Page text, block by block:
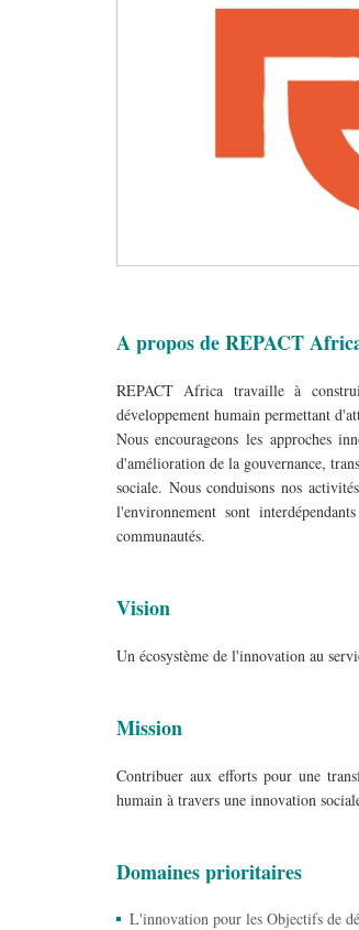
A propos de REPACT
REPACT Africa travaille à
développement humain permettant
Nous encourageons les approches
d'amélioration de la gouvernance,
sociale. Nous conduisons nos
l'environnement sont
communautés.
Vision
Un écosystème de l'innovation au
Mission
Contribuer aux efforts pour une
humain à travers une innovation
Domaines prioritaires
L'innovation pour les Objectifs de